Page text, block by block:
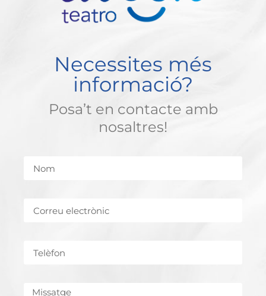
Necessites més
informació?
Posa’t en contacte amb
nosaltres!